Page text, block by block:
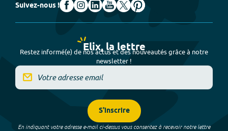
Suivez-nous !
Elix, la lettre
Restez informé(e) de nos actus et des nouveautés grâce à notre
newsletter !
S'inscrire
En indiquant votre adresse e-mail ci-dessus vous consentez à recevoir notre lettre